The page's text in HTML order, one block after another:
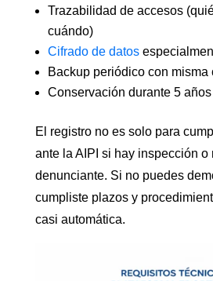
Trazabilidad de accesos
cuándo)
Cifrado de datos
Backup periódico con misma
Conservación durante 5
El registro no es solo para
ante la AIPI si hay inspección o
denunciante. Si no puedes
cumpliste plazos y
casi automática.